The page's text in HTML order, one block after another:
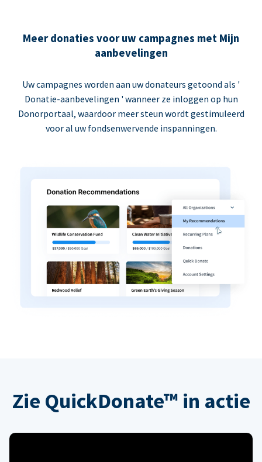
Meer donaties voor uw campagnes met Mijn
aanbevelingen
Uw campagnes worden aan uw donateurs getoond als '
Donatie-aanbevelingen ' wanneer ze inloggen op hun
Donorportaal, waardoor meer steun wordt gestimuleerd
voor al uw fondsenwervende inspanningen.
Zie QuickDonate™ in actie